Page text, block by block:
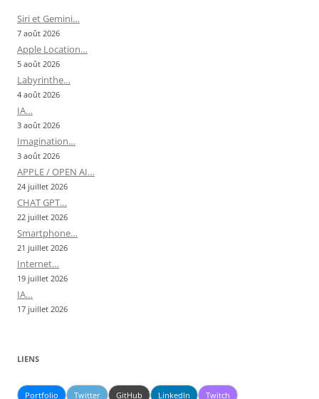
Siri et Gemini…
7 août 2026
Apple Location…
5 août 2026
Labyrinthe…
4 août 2026
IA…
3 août 2026
Imagination…
3 août 2026
APPLE / OPEN AI…
24 juillet 2026
CHAT GPT…
22 juillet 2026
Smartphone…
21 juillet 2026
Internet…
19 juillet 2026
IA…
17 juillet 2026
LIENS
Portfolio Twitter GitHub LinkedIn Twitch